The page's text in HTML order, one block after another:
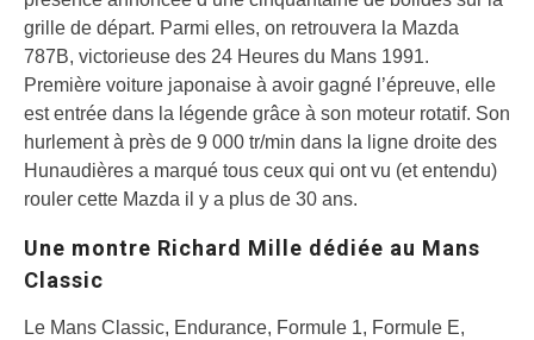
grille de départ. Parmi elles, on retrouvera la Mazda
787B, victorieuse des 24 Heures du Mans 1991.
Première voiture japonaise à avoir gagné l’épreuve, elle
est entrée dans la légende grâce à son moteur rotatif. Son
hurlement à près de 9 000 tr/min dans la ligne droite des
Hunaudières a marqué tous ceux qui ont vu (et entendu)
rouler cette Mazda il y a plus de 30 ans.
Une montre Richard Mille dédiée au Mans
Classic
Le Mans Classic, Endurance, Formule 1, Formule E,